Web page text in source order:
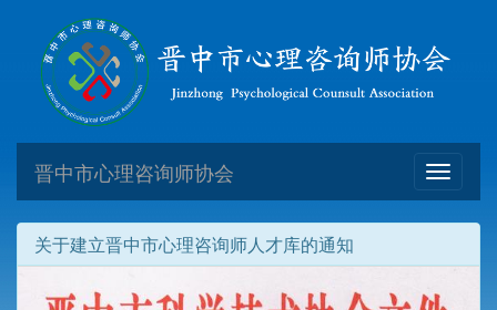
Toggle
晋中市心理咨询师协会
关于建立晋中市心理咨询师人才库的通知